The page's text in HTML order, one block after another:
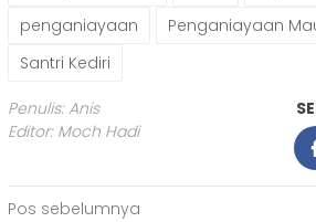
penganiayaan
Penganiayaan
Santri Kediri
Penulis: Anis
Editor: Moch Hadi
Navigasi
Pos sebelumnya